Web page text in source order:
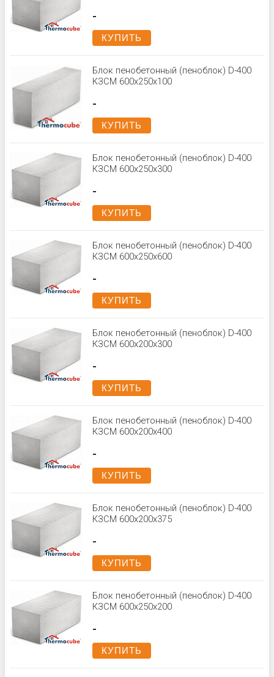
-
КУПИТЬ
Блок пенобетонный (пеноблок) D-400
КЗСМ 600x250x100
-
КУПИТЬ
Блок пенобетонный (пеноблок) D-400
КЗСМ 600x250x300
-
КУПИТЬ
Блок пенобетонный (пеноблок) D-400
КЗСМ 600x250x600
-
КУПИТЬ
Блок пенобетонный (пеноблок) D-400
КЗСМ 600x200x300
-
КУПИТЬ
Блок пенобетонный (пеноблок) D-400
КЗСМ 600x200x400
-
КУПИТЬ
Блок пенобетонный (пеноблок) D-400
КЗСМ 600x200x375
-
КУПИТЬ
Блок пенобетонный (пеноблок) D-400
КЗСМ 600x250x200
-
КУПИТЬ